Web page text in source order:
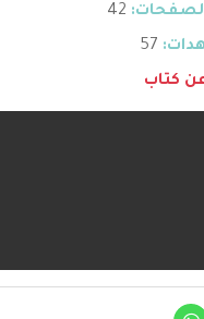
42
كتاب